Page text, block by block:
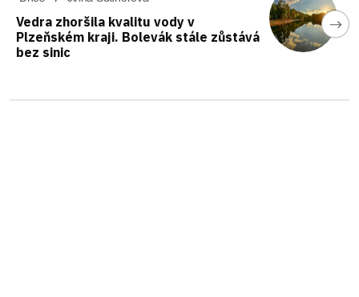
Vedra zhoršila kvalitu vody v
Plzeňském kraji. Bolevák stále zůstává
bez sinic